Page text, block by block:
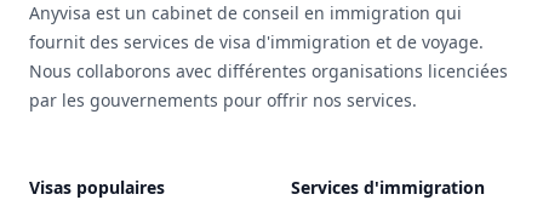
Anyvisa est un cabinet de conseil en immigration qui
fournit des services de visa d'immigration et de voyage.
Nous collaborons avec différentes organisations licenciées
par les gouvernements pour offrir nos services.
Visas populaires Services d'immigration